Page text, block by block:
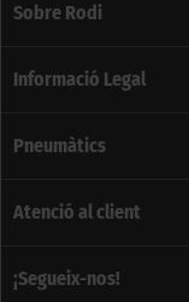
Sobre Rodi
Informació Legal
Pneumàtics
Atenció al client
¡Segueix-nos!